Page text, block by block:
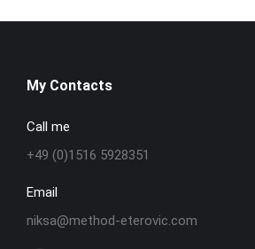
My Contacts
Call me
+49 (0)1516 5928351
Email
niksa@method-eterovic.com